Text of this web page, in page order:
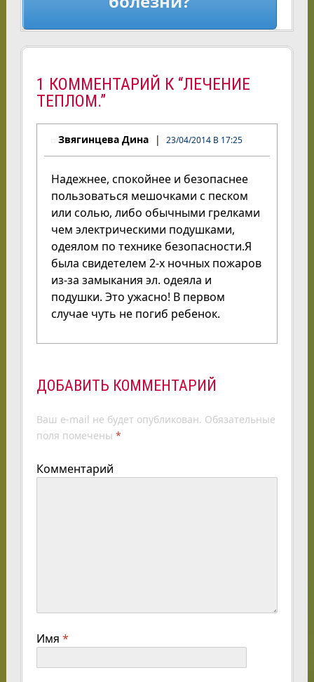
1 КОММЕНТАРИЙ К “ЛЕЧЕНИЕ
ТЕПЛОМ.”
Звягинцева Дина 23/04/2014 В 17:25
Надежнее, спокойнее и безопаснее
пользоваться мешочками с песком
или солью, либо обычными грелками
чем электрическими подушками,
одеялом по технике безопасности.Я
была свидетелем 2-х ночных пожаров
из-за замыкания эл. одеяла и
подушки. Это ужасно! В первом
случае чуть не погиб ребенок.
ДОБАВИТЬ КОММЕНТАРИЙ
Ваш e-mail не будет опубликован. Обязательные
поля помечены *
Комментарий
Имя *